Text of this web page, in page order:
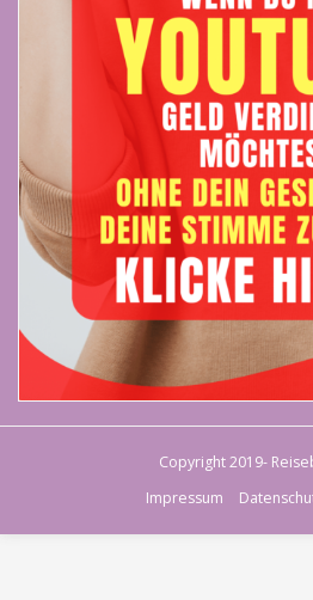
Copyright 2019-
Impressum